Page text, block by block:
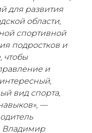
для развития
области,
спортивной
подростков и
чтобы
и
вид спорта,
—
Владимир